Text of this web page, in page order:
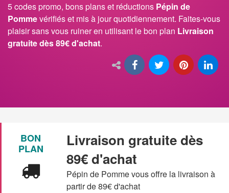
5 codes promo, bons plans et réductions Pépin de
Pommevérifiés et mis à jour quotidiennement. Faites-vous
plaisir sans vous ruiner en utilisant le bon plan Livraison
gratuite dès 89€ d'achat.
BON
PLAN
Livraison gratuite dès
89€ d'achat
Pépin de Pomme vous offre la livraison à
partir de 89€ d'achat